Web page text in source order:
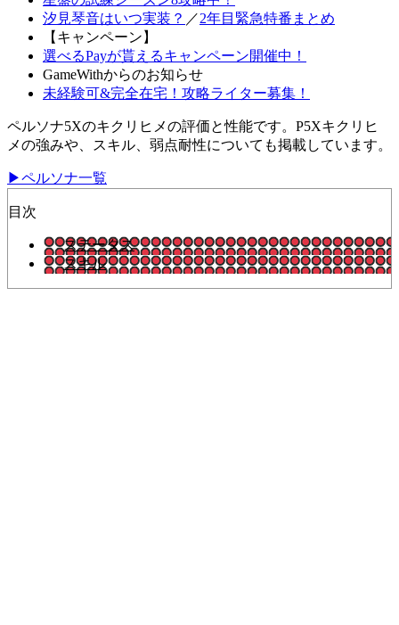
汐見琴音はいつ実装？ ／2年目緊急特番まとめ
【キャンペーン】
選べるPayが貰えるキャンペーン開催中！
GameWithからのお知らせ
未経験可&完全在宅！攻略ライター募集！
ペルソナ5Xのキクリヒメの評価と性能です。P5Xキクリヒ
メの強みや、スキル、弱点耐性についても掲載しています。
▶ペルソナ一覧
目次
ステータス
スキル